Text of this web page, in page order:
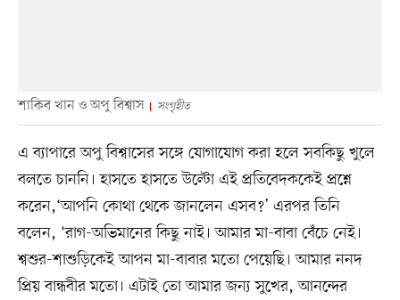
শাকিব খান ও অপু বিশ্বাস সংগৃহীত
এ ব্যাপারে অপু বিশ্বাসের সঙ্গে যোগাযোগ করা হলে সবকিছু খুলে
বলতে চাননি। হাসতে হাসতে উল্টো এই প্রতিবেদককেই প্রশ্নে
করেন,‘আপনি কোথা থেকে জানলেন এসব?’ এরপর তিনি
বলেন, ‘রাগ-অভিমানের কিছু নাই। আমার মা-বাবা বেঁচে নেই।
শ্বশুর-শাশুড়িকেই আপন মা-বাবার মতো পেয়েছি। আমার ননদ
প্রিয় বান্ধবীর মতো। এটাই তো আমার জন্য সুখের, আনন্দের